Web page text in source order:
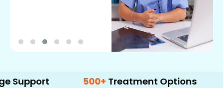
500+ Treatment Options